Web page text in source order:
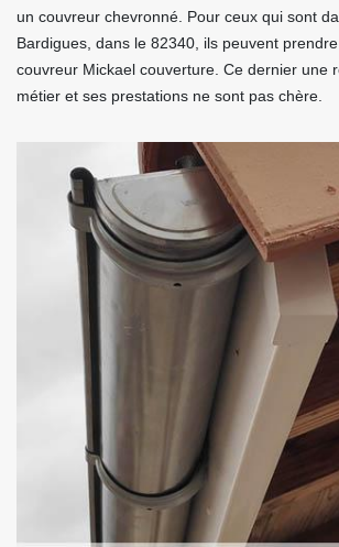
un couvreur chevronné. Pour ceux qui sont
Bardigues, dans le 82340, ils peuvent
couvreur Mickael couverture. Ce dernier une
métier et ses prestations ne sont pas chère.